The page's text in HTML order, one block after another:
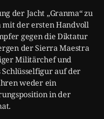
der Jacht „Granma“ zu
mit der ersten Handvoll
gegen die Diktatur
der Sierra Maestra
Militärchef und
auf der
weder ein
in der